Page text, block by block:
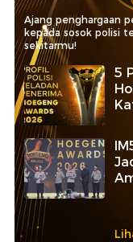
Ajang penghargaan
kepada sosok polisi
sekitarmu!
5